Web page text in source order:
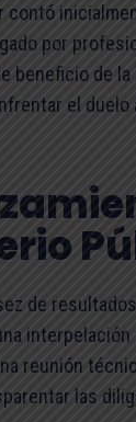
contó
por
beneficio de
el duelo
de
interpelación
reunión
las